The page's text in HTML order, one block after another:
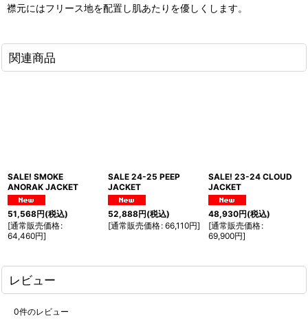
襟元にはフリース地を配置し肌あたりを優しくします。
関連商品
SALE! SMOKE
ANORAK JACKET
51,568円(税込)
[通常販売価格:
64,460円]
SALE 24-25 PEEP
JACKET
52,888円(税込)
[通常販売価格: 66,110円]
SALE! 23-24 CLOUD
JACKET
48,930円(税込)
[通常販売価格:
69,900円]
レビュー
0件のレビュー